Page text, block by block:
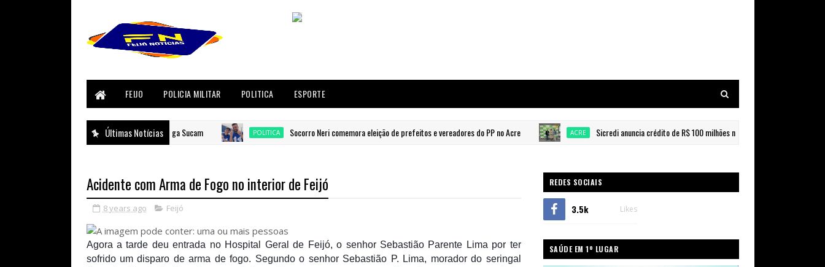
FEIJO POLICIA MILITAR POLITICA ESPORTE
Últimas Notícias
luta por justiça aos profissionais da antiga Sucam POLITICA Socorro Neri comemora eleição de prefeitos e vereadores do PP no Acre ACRE Sicredi anuncia crédito de R$ 100 milhões na ExpoAcre 2024 para impulsionar
Acidente com Arma de Fogo no interior de Feijó
8 years ago Feijó
Agora a tarde deu entrada no Hospital Geral de Feijó, o senhor Sebastião Parente Lima por ter
sofrido um disparo de arma de fogo. Segundo o senhor Sebastião P. Lima, morador do seringal
REDES SOCIAIS
3.5k Likes
SAÚDE EM 1º LUGAR